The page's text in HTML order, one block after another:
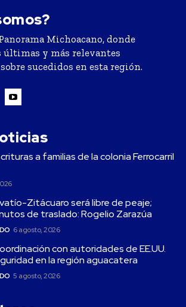
Michoacano, donde
últimas y más relevantes
sucedidos en esta región.
a familias de la colonia Ferrocarril
Zitácuaro será libre de peaje;
de traslado: Rogelio Zarazúa
6 agosto, 2026
con autoridades de EE.UU.
en la región aguacatera
5 agosto, 2026